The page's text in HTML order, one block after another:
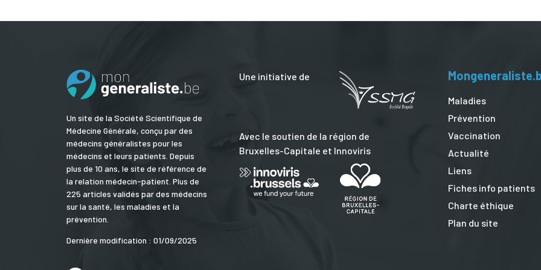
Un site de la Société Scientifique de
Médecine Générale, conçu par des
médecins généralistes pour les
médecins et leurs patients. Depuis
plus de 10 ans, le site de référence de
la relation médecin-patient. Plus de
225 articles validés par des médecins
sur la santé, les maladies et la
prévention.
Dernière modification : 01/09/2025
Une initiative de
Avec le soutien de la région de
Bruxelles-Capitale et Innoviris
Maladies
Prévention
Vaccination
Actualité
Liens
Fiches info patients
Charte éthique
Plan du site